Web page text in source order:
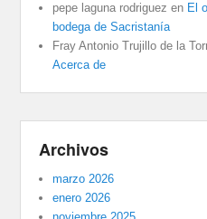
pepe laguna rodriguez en El
bodega de Sacristanía
Fray Antonio Trujillo de la
Acerca de
Archivos
marzo 2026
enero 2026